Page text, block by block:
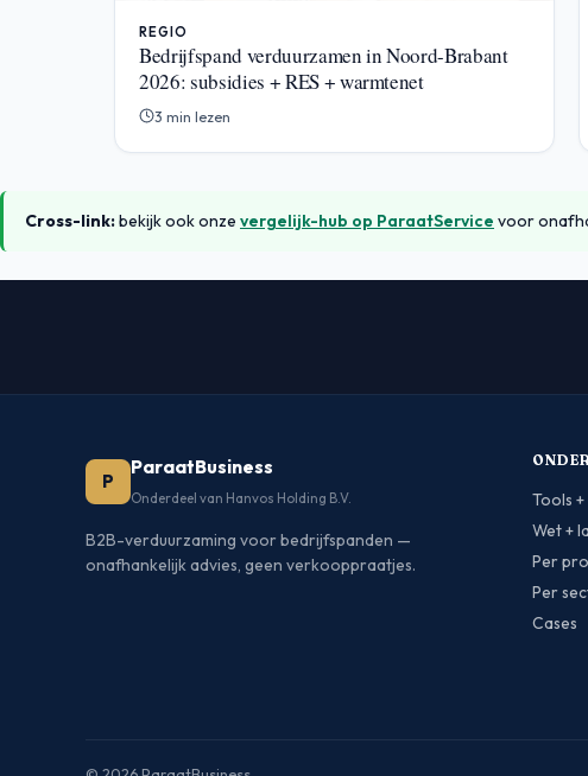
REGIO
Bedrijfspand verduurzamen in Noord-Brabant
2026: subsidies + RES + warmtenet
3 min lezen
Cross-link:bekijk ook onze vergelijk-hub op ParaatService voor
P
ParaatBusiness
Onderdeel van Hanvos Holding B.V.
B2B-verduurzaming voor bedrijfspanden —
onafhankelijk advies, geen verkooppraatjes.
Tools
Wet +
Per
Per
Cases